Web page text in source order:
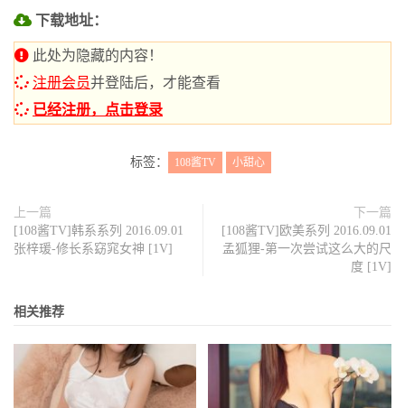
下载地址：
此处为隐藏的内容！
注册会员并登陆后，才能查看
已经注册，点击登录
标签： 108酱TV 小甜心
上一篇
[108酱TV]韩系系列 2016.09.01
张梓瑗-修长系窈窕女神 [1V]
下一篇
[108酱TV]欧美系列 2016.09.01
孟狐狸-第一次尝试这么大的尺
度 [1V]
相关推荐